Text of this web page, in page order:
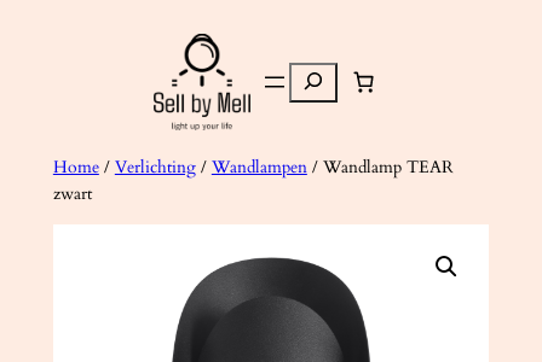
Zoeken
Home/ Verlichting/ Wandlampen/ Wandlamp TEAR
zwart